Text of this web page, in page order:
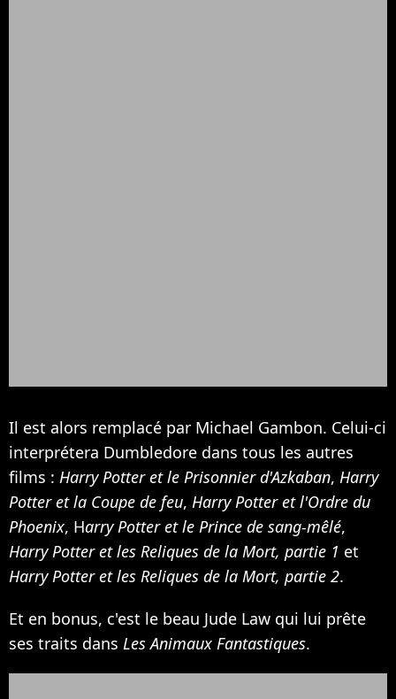
Il est alors remplacé par Michael Gambon. Celui-ci
interprétera Dumbledore dans tous les autres
films : Harry Potter et le Prisonnier d'Azkaban, Harry
Potter et la Coupe de feu, Harry Potter et l'Ordre du
Phoenix, Harry Potter et le Prince de sang-mêlé,
Harry Potter et les Reliques de la Mort, partie 1 et
Harry Potter et les Reliques de la Mort, partie 2.
Et en bonus, c'est le beau Jude Law qui lui prête
ses traits dans Les Animaux Fantastiques.